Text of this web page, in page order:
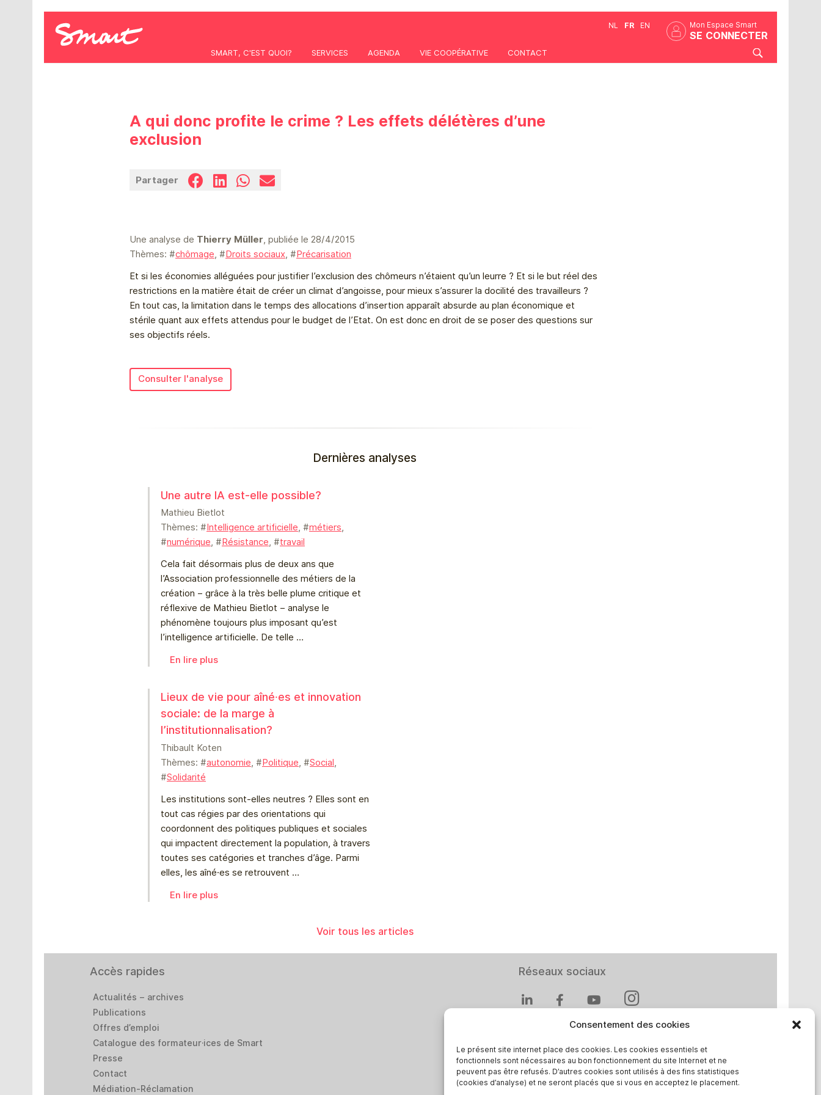
Consentement des cookies
Le présent site internet place des cookies. Les cookies essentiels et
fonctionnels sont nécessaires au bon fonctionnement du site Internet et ne
peuvent pas être refusés. D’autres cookies sont utilisés à des fins statistiques
(cookies d’analyse) et ne seront placés que si vous en acceptez le placement.
Mon Espace Smart
SE CONNECTER
NL FR EN
SMART, C'EST QUOI? SERVICES AGENDA VIE COOPÉRATIVE CONTACT
A qui donc profite le crime ? Les effets délétères d’une
exclusion
Partager
Une analyse de Thierry Müller , publiée le 28/4/2015
Thèmes: #chômage , #Droits sociaux , #Précarisation
Et si les économies alléguées pour justifier l’exclusion des chômeurs n’étaient qu’un leurre ? Et si le but réel des
restrictions en la matière était de créer un climat d’angoisse, pour mieux s’assurer la docilité des travailleurs ?
En tout cas, la limitation dans le temps des allocations d’insertion apparaît absurde au plan économique et
stérile quant aux effets attendus pour le budget de l’Etat. On est donc en droit de se poser des questions sur
ses objectifs réels.
Consulter l'analyse
Dernières analyses
Une autre IA est-elle possible?
Mathieu Bietlot
Thèmes: #Intelligence artificielle, #métiers,
#numérique, #Résistance, #travail
Cela fait désormais plus de deux ans que
l’Association professionnelle des métiers de la
création – grâce à la très belle plume critique et
réflexive de Mathieu Bietlot – analyse le
phénomène toujours plus imposant qu’est
l’intelligence artificielle. De telle …
En lire plus
Lieux de vie pour aîné⸱es et innovation
sociale: de la marge à
l’institutionnalisation?
Thibault Koten
Thèmes: #autonomie, #Politique, #Social,
#Solidarité
Les institutions sont-elles neutres ? Elles sont en
tout cas régies par des orientations qui
coordonnent des politiques publiques et sociales
qui impactent directement la population, à travers
toutes ses catégories et tranches d’âge. Parmi
elles, les aîné⸱es se retrouvent …
En lire plus
Voir tous les articles
Accès rapides
Actualités – archives
Publications
Offres d’emploi
Catalogue des formateur·ices de Smart
Presse
Contact
Médiation-Réclamation
Réseaux sociaux
Smart en Europe
Deutschland